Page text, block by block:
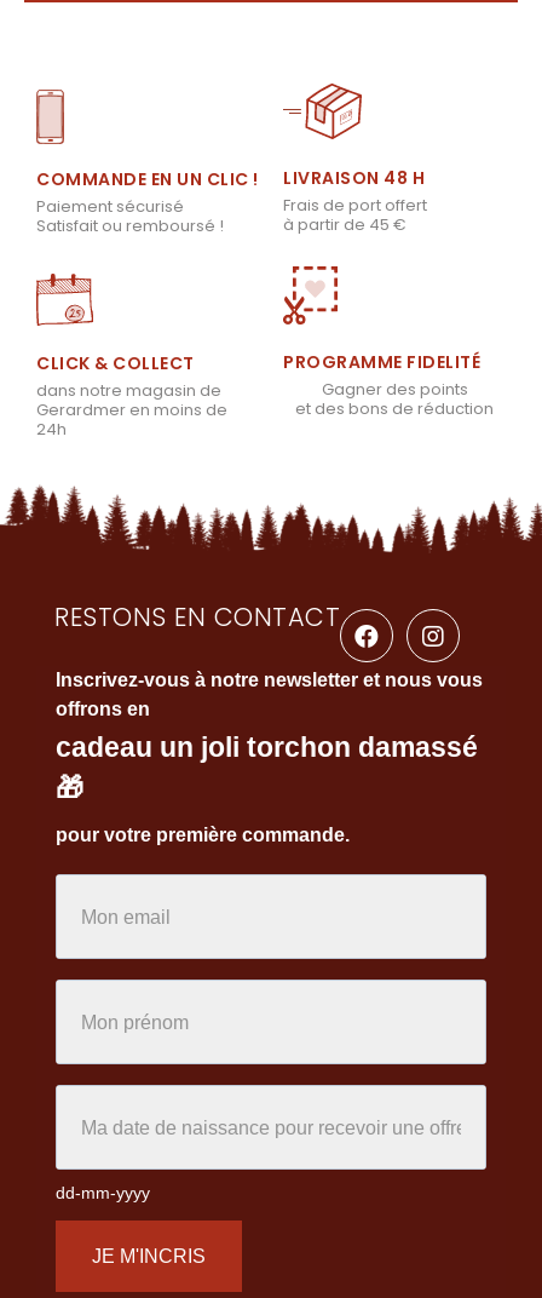
COMMANDE EN UN CLIC !
Paiement sécurisé
Satisfait ou remboursé !
LIVRAISON 48 H
Frais de port offert
à partir de 45 €
CLICK & COLLECT
dans notre magasin de
Gerardmer en moins de
24h
PROGRAMME FIDELITÉ
Gagner des points
et des bons de réduction
RESTONS EN CONTACT
Inscrivez-vous à notre newsletter et nous vous
offrons en
cadeau un joli torchon damassé
🎁
pour votre première commande.
dd-mm-yyyy
JE M'INCRIS